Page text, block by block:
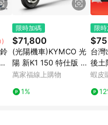
限時加碼
$71,800
(光陽機車)KYMCO 光
陽 新K1 150 特仕版 雙
碟煞 七期 2025年全新
萬家福線上購物
1%
限
$75
台灣
後土
型
99
蝦皮